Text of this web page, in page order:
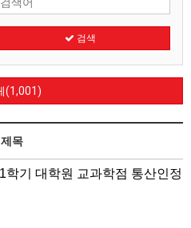
검색
(1,001)
제목
학기 대학원 교과학점 통산인정